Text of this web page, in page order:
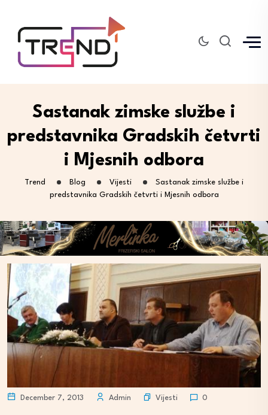
Sastanak zimske službe i
predstavnika Gradskih četvrti
i Mjesnih odbora
Trend Blog Vijesti
Sastanak zimske službe i
predstavnika Gradskih četvrti i Mjesnih odbora
December 7, 2013 Admin Vijesti 0